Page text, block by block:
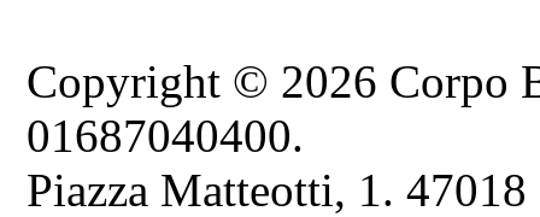
Copyright © 2026 Corpo
01687040400.
Piazza Matteotti, 1.